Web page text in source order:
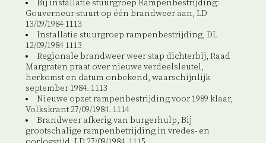
Bij installatie stuurgroep Rampenbestrijding:
Gouverneur stuurt op één brandweer aan, LD
13/09/1984 1113
Installatie stuurgroep rampenbestrijding, DL
12/09/1984 1113
Regionale brandweer weer stap dichterbij, Raad
Margraten praat over nieuwe verdeelsleutel,
herkomst en datum onbekend, waarschijnlijk
september 1984. 1113
Nieuwe opzet rampenbestrijding voor 1989 klaar,
Volkskrant 27/09/1984. 1114
Brandweer afkerig van burgerhulp, Bij
grootschalige rampenbetrijding in vredes- en